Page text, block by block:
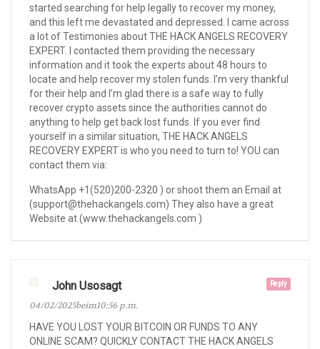
started searching for help legally to recover my money,
and this left me devastated and depressed. I came across
a lot of Testimonies about THE HACK ANGELS RECOVERY
EXPERT. I contacted them providing the necessary
information and it took the experts about 48 hours to
locate and help recover my stolen funds. I’m very thankful
for their help and I’m glad there is a safe way to fully
recover crypto assets since the authorities cannot do
anything to help get back lost funds. If you ever find
yourself in a similar situation, THE HACK ANGELS
RECOVERY EXPERT is who you need to turn to! YOU can
contact them via:
WhatsApp +1(520)200-2320 ) or shoot them an Email at
(support@thehackangels.com) They also have a great
Website at (www.thehackangels.com )
Reply
John Usosagt
04/02/2025beim10:56 p.m.
HAVE YOU LOST YOUR BITCOIN OR FUNDS TO ANY
ONLINE SCAM? QUICKLY CONTACT THE HACK ANGELS